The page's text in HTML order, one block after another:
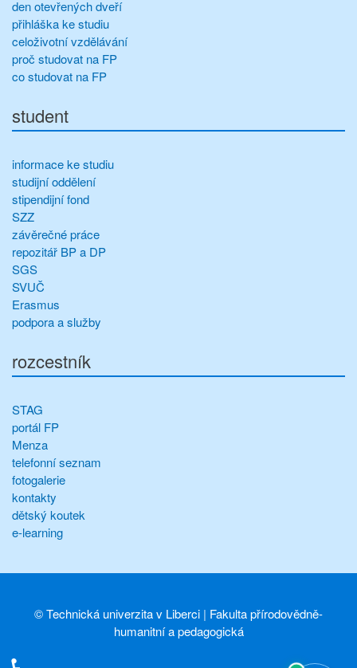
den otevřených dveří
přihláška ke studiu
celoživotní vzdělávání
proč studovat na FP
co studovat na FP
student
informace ke studiu
studijní oddělení
stipendijní fond
SZZ
závěrečné práce
repozitář BP a DP
SGS
SVUČ
Erasmus
podpora a služby
rozcestník
STAG
portál FP
Menza
telefonní seznam
fotogalerie
kontakty
dětský koutek
e-learning
©Technická univerzita v Liberci | Fakulta přírodovědně-
humanitní a pedagogická